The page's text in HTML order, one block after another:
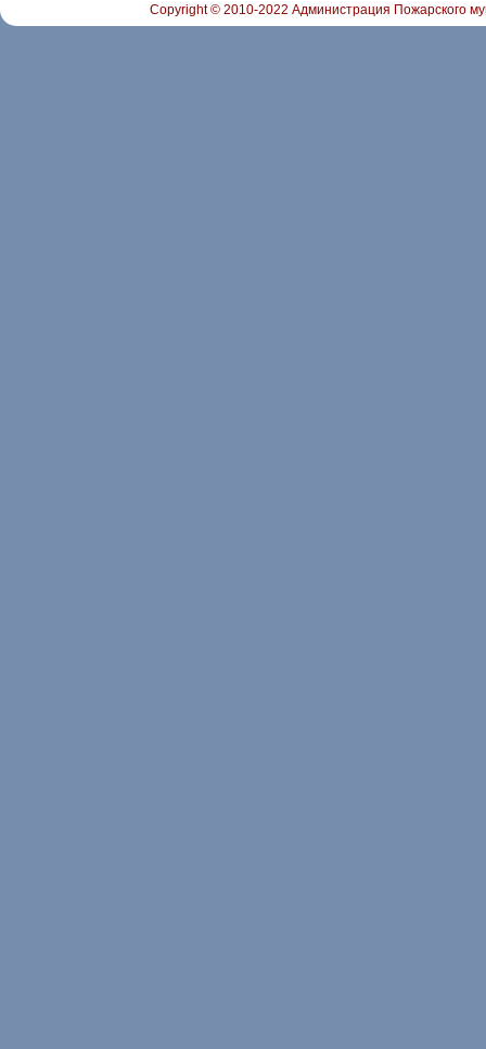
Copyright © 2010-2022 Администрация Пожарского